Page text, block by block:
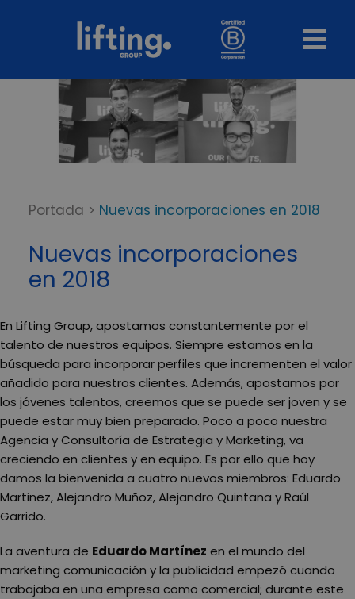
Portada > Nuevas incorporaciones en 2018
Nuevas incorporaciones
en 2018
En Lifting Group, apostamos constantemente por el
talento de nuestros equipos. Siempre estamos en la
búsqueda para incorporar perfiles que incrementen el valor
añadido para nuestros clientes. Además, apostamos por
los jóvenes talentos, creemos que se puede ser joven y se
puede estar muy bien preparado. Poco a poco nuestra
Agencia y Consultoría de Estrategia y Marketing, va
creciendo en clientes y en equipo. Es por ello que hoy
damos la bienvenida a cuatro nuevos miembros: Eduardo
Martinez, Alejandro Muñoz, Alejandro Quintana y Raúl
Garrido.
La aventura de Eduardo Martínez en el mundo del
marketing comunicación y la publicidad empezó cuando
trabajaba en una empresa como comercial; durante este